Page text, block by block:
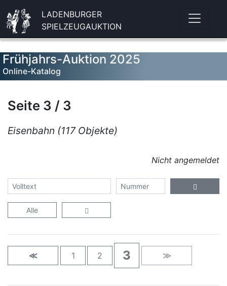
LADENBURGER
SPIELZEUGAUKTION
Frühjahrs-Auktion 2025
Online-Katalog
Seite 3 / 3
Eisenbahn (117 Objekte)
Nicht angemeldet
Alle
≪ 1 2 3 ≫